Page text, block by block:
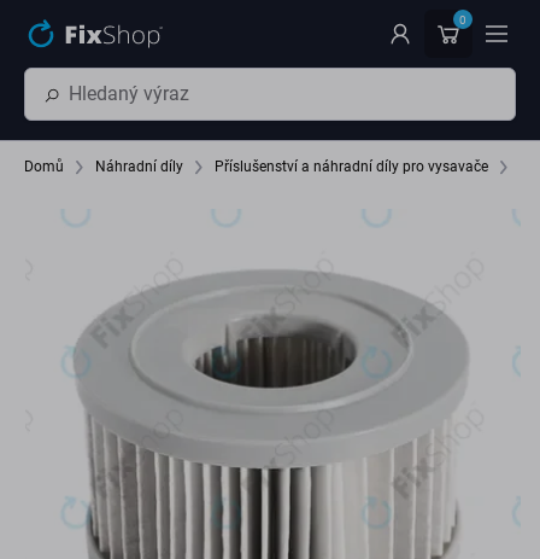
0
Domů Náhradní díly Příslušenství a náhradní díly pro vysavače